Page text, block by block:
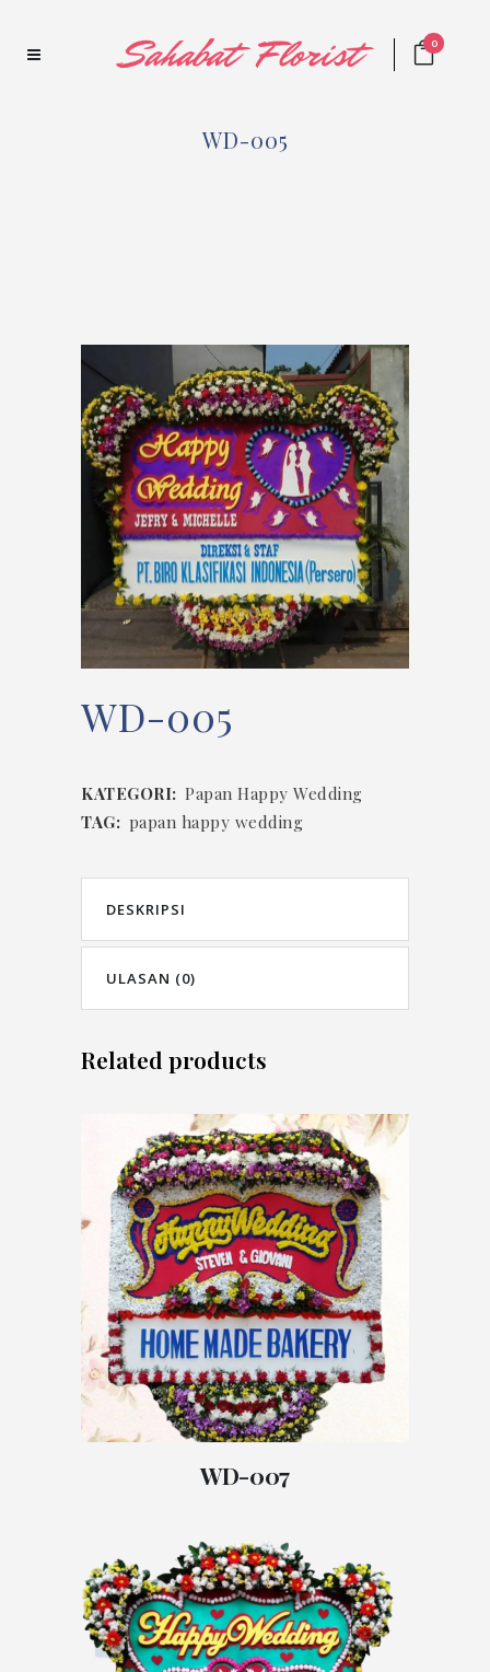
0
WD-005
WD-005
KATEGORI: Papan Happy Wedding
TAG: papan happy wedding
DESKRIPSI
ULASAN (0)
Related products
WD-007